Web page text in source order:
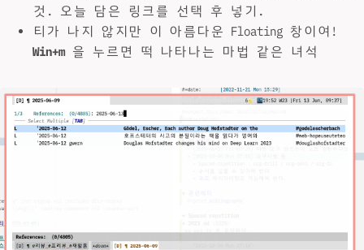
것. 오늘 담은 링크를 선택 후 넣기.
티가 나지 않지만 이 아름다운 Floating 창이여!
Win+m을 누르면 떡 나타나는 마법 같은 녀석